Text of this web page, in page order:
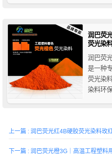
润巴荧
荧光染
润巴荧
是一种
荧光染
染料环
上一篇 : 润巴荧光红4B硬胶荧光染料玫